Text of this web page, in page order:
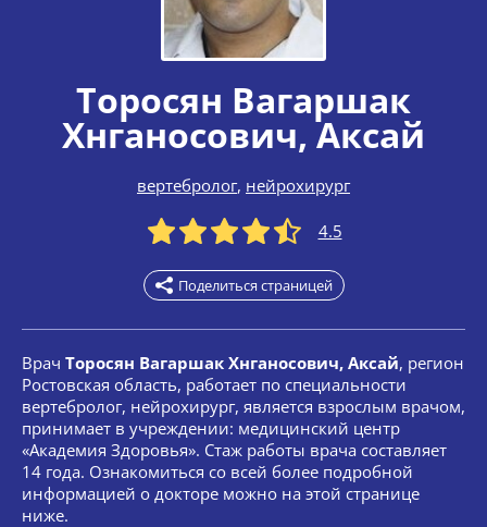
Торосян Вагаршак
Хнганосович, Аксай
вертебролог, нейрохирург
4.5
Поделиться страницей
Врач Торосян Вагаршак Хнганосович, Аксай, регион
Ростовская область, работает по специальности
вертебролог, нейрохирург, является взрослым врачом,
принимает в учреждении: медицинский центр
«Академия Здоровья». Стаж работы врача составляет
14 года. Ознакомиться со всей более подробной
информацией о докторе можно на этой странице
ниже.